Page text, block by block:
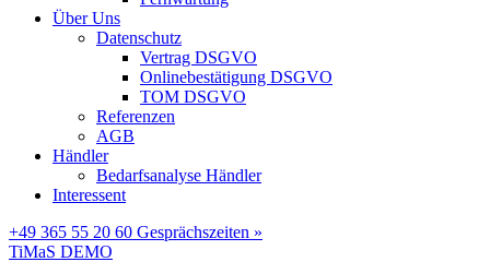
Über Uns
Datenschutz
Vertrag DSGVO
Onlinebestätigung DSGVO
TOM DSGVO
Referenzen
AGB
Händler
Bedarfsanalyse Händler
Interessent
+49 365 55 20 60 Gesprächszeiten »
TiMaS DEMO